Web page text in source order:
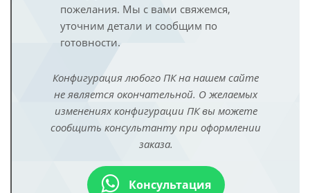
пожелания. Мы с вами свяжемся,
уточним детали и сообщим по
готовности.
Конфигурация любого ПК на нашем сайте
не является окончательной. О желаемых
изменениях конфигурации ПК вы можете
сообщить консультанту при оформлении
заказа.
Консультация